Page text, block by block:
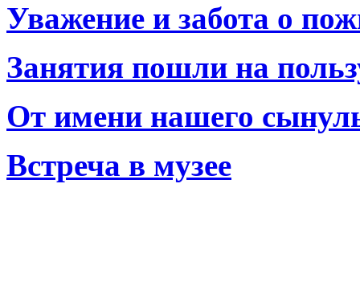
Уважение и забота о
Занятия пошли на
От имени нашего
Встреча в музее